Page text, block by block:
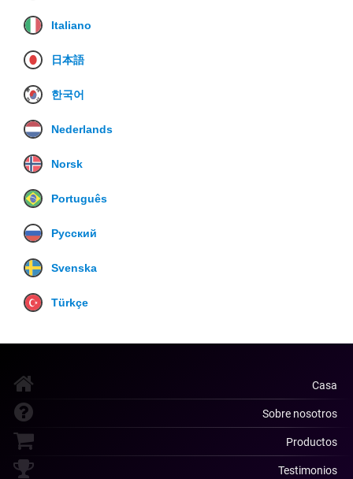
Italiano
日本語
한국어
Nederlands
Norsk
Português
Русский
Svenska
Türkçe
Casa
Sobre nosotros
Productos
Testimonios